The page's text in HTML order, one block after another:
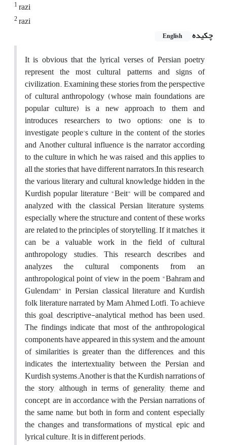
1razi
2razi
چکیده
English
It is obvious that the lyrical verses of Persian poetry
represent the most cultural patterns and signs of
civilization. Examining these stories from the perspective
of cultural anthropology (whose main foundations are
popular culture) is a new approach to them and
introduces researchers to two options: one is to
investigate people's culture in the content of the stories
and Another cultural influence is the narrator according
to the culture in which he was raised, and this applies to
all the stories that have different narrators.In this research,
the various literary and cultural knowledge hidden in the
Kurdish popular literature "Beit" will be compared and
analyzed with the classical Persian literature systems,
especially where the structure and content of these works
are related to the principles of storytelling. If it matches, it
can be a valuable work in the field of cultural
anthropology studies. This research describes and
analyzes the cultural components from an
anthropological point of view in the poem "Bahram and
Gulendam" in Persian classical literature and Kurdish
folk literature narrated by Mam Ahmed Lotfi. To achieve
this goal, descriptive-analytical method has been used.
The findings indicate that most of the anthropological
components have appeared in this system, and the amount
of similarities is greater than the differences, and this
indicates the intertextuality between the Persian and
Kurdish systems.Another is that the Kurdish narrations of
the story, although in terms of generality, theme and
concept, are in accordance with the Persian narrations of
the same name, but both in form and content, especially
the changes and transformations of mystical, epic and
lyrical culture. It is in different periods.